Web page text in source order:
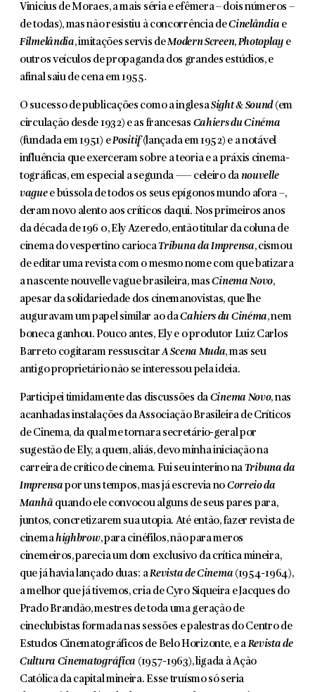
Vinicius de Moraes, a mais séria e efêmera – dois números –
de todas), mas não resistiu à concorrência deCinelândia e
Filmelândia, imitações ser­vis deModern Screen, Photoplaye
outros veículos de propaganda dos grandes estúdios, e
afinal saiu de cena em 1955.
O sucesso de publicações como a inglesaSight & Sound (em
circulação desde 1932) e as francesas Cahiers du Cinéma
(fundada em 1951) ePositif(lançada em 1952) e a notável
influência que exerceram sobre a teoria e a práxis cinema­
tográficas, em especial a segunda –— celeiro da nouvelle
vaguee bússola de todos os seus epígonos mundo afora –,
deram novo alento aos críticos daqui. Nos pri­meiros anos
da década de 196 0, Ely Azeredo, então titular da coluna de
cinema do vespertino cariocaTribuna da Imprensa, cismou
de editar uma revista com o mesmo nome com que batizara
a nascente nouvelle vague brasileira, masCinema Novo,
apesar da solidariedade dos cinemanovistas, que lhe
auguravam um papel similar ao daCahiers du Cinéma, nem
boneca ganhou. Pouco antes, Ely e o produtor Luiz Carlos
Barreto cogitaram ressuscitarA Scena Muda, mas seu
antigo proprietário não se interessou pela ideia.
Participei timidamente das discussões da Cinema Novo, nas
acanhadas instalações da Associação Brasileira de Críticos
de Cinema, da qual me tor­nara secretário-geral por
sugestão de Ely, a quem, aliás, devo minha inicia­ção na
carreira de crítico de cinema. Fui seu interino na Tribuna da
Imprensa por uns tempos, mas já escrevia no Correio da
Manhã quando ele convocou alguns de seus pares para,
juntos, concretizarem sua utopia. Até então, fazer revista de
cinemahighbrow, para cinéfilos, não para meros
cinemeiros, parecia um dom exclusivo da crítica mineira,
que já havia lançado duas: aRevista de Cinema (1954-1964),
a melhor que já tivemos, cria de Cyro Siqueira e Jacques do
Prado Brandão, mestres de toda uma geração de
cineclubistas formada nas sessões e palestras do Centro de
Estudos Cinematográficos de Belo Horizonte, e a Revista de
Cultura Cinematográfica (1957-1963), ligada à Ação
Católica da capital mineira. Esse truísmo só seria